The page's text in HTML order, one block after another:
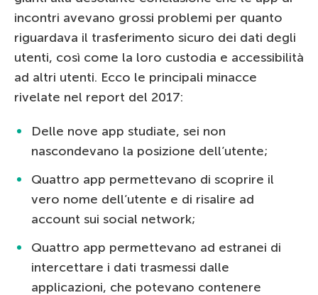
incontri avevano grossi problemi per quanto
riguardava il trasferimento sicuro dei dati degli
utenti, così come la loro custodia e accessibilità
ad altri utenti. Ecco le principali minacce
rivelate nel report del 2017:
Delle nove app studiate, sei non
nascondevano la posizione dell’utente;
Quattro app permettevano di scoprire il
vero nome dell’utente e di risalire ad
account sui social network;
Quattro app permettevano ad estranei di
intercettare i dati trasmessi dalle
applicazioni, che potevano contenere